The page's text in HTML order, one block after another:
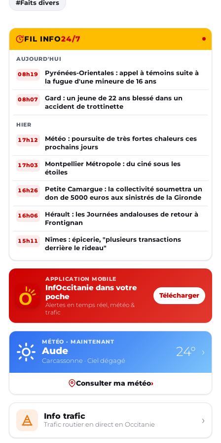
#Faits divers
FIL INFO24/7
AUJOURD'HUI
08h19
Pyrénées-Orientales : appel à témoins suite à
la fugue d'une mineure de 16 ans
08h07
Gard : un jeune de 22 ans blessé dans un
accident de trottinette
HIER
17h12
Météo : poursuite de très fortes chaleurs ces
prochains jours
17h03
Montpellier Métropole : du ciné sous les
étoiles
16h26
Petite Camargue : la collectivité soumettra un
don de 5000 euros aux sinistrés de la Gironde
16h06
Hérault : les Journées andalouses de retour à
Frontignan
15h11
Nîmes : épicerie, "plusieurs transactions
derrière le rideau"
APPLICATION MOBILE
InfOccitanie dans votre
poche
Alertes en temps réel, météo &
trafic
Télécharger
MÉTÉO · MAINTENANT
Aude
Carcassonne · Ciel dégagé
24° ›
Consulter ma météo›
Info trafic
Trafic routier en direct en Occitanie ›